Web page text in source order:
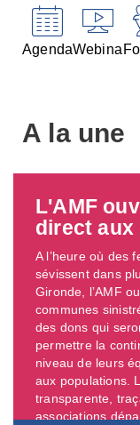
Agenda
A la une
L'AMF
direct aux
A l’heure où des
sévissent dans
Gironde, l’AMF
communes
des dons qui
permettre la
niveau de leurs
aux populations.
transparente,
associations